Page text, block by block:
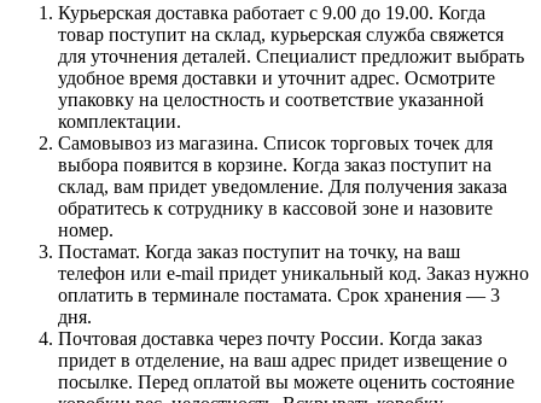
Курьерская доставка работает с 9.00 до 19.00. Когда
товар поступит на склад, курьерская служба свяжется
для уточнения деталей. Специалист предложит выбрать
удобное время доставки и уточнит адрес. Осмотрите
упаковку на целостность и соответствие указанной
комплектации.
Самовывоз из магазина. Список торговых точек для
выбора появится в корзине. Когда заказ поступит на
склад, вам придет уведомление. Для получения заказа
обратитесь к сотруднику в кассовой зоне и назовите
номер.
Постамат. Когда заказ поступит на точку, на ваш
телефон или e-mail придет уникальный код. Заказ нужно
оплатить в терминале постамата. Срок хранения — 3
дня.
Почтовая доставка через почту России. Когда заказ
придет в отделение, на ваш адрес придет извещение о
посылке. Перед оплатой вы можете оценить состояние